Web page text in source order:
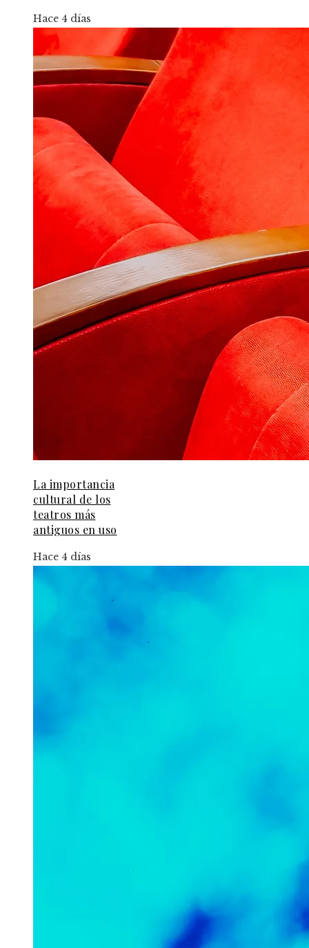
Hace 4 días
La importancia
cultural de los
teatros más
antiguos en uso
Hace 4 días